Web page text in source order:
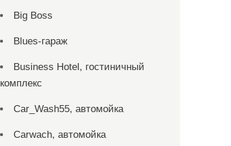
Big Boss
Blues-гараж
Business Hotel, гостиничный
комплекс
Car_Wash55, автомойка
Carwach, автомойка